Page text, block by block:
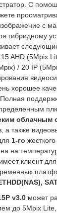
С
с
гибридному
AHD (5Mpix
/ 20 IP
хорошее
облачным
а также
1-го
на
клиент
v3.0 может
до 5Mpix